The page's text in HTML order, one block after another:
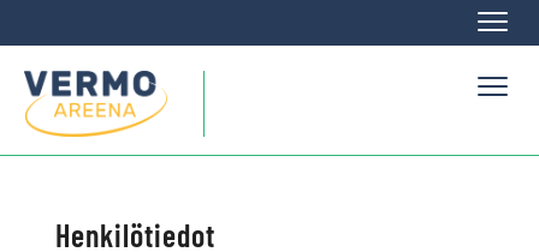
Henkilötiedot